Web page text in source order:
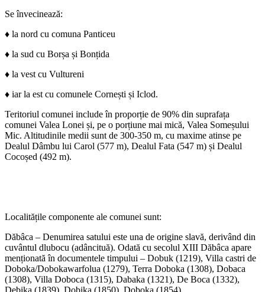
Se învecinează:
♦ la nord cu comuna Panticeu
♦ la sud cu Borșa și Bonțida
♦ la vest cu Vultureni
♦ iar la est cu comunele Cornești și Iclod.
Teritoriul comunei include în proporție de 90% din suprafața
comunei Valea Lonei și, pe o porțiune mai mică, Valea Someșului
Mic. Altitudinile medii sunt de 300-350 m, cu maxime atinse pe
Dealul Dâmbu lui Carol (577 m), Dealul Fata (547 m) și Dealul
Cocoșed (492 m).
Localitățile componente ale comunei sunt:
Dăbâca – Denumirea satului este una de origine slavă, derivând din
cuvântul dlubocu (adâncituă). Odată cu secolul XIII Dăbâca apare
menționată în documentele timpului – Dobuk (1219), Villa castri de
Doboka/Dobokawarfolua (1279), Terra Doboka (1308), Dobaca
(1308), Villa Doboca (1315), Dabaka (1321), De Boca (1332),